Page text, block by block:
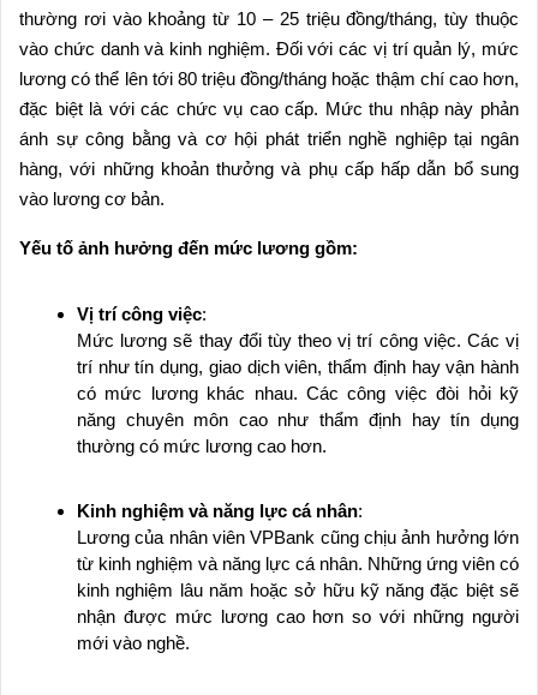
thường rơi vào khoảng từ 10 – 25 triệu đồng/tháng, tùy thuộc
vào chức danh và kinh nghiệm. Đối với các vị trí quản lý, mức
lương có thể lên tới 80 triệu đồng/tháng hoặc thậm chí cao hơn,
đặc biệt là với các chức vụ cao cấp. Mức thu nhập này phản
ánh sự công bằng và cơ hội phát triển nghề nghiệp tại ngân
hàng, với những khoản thưởng và phụ cấp hấp dẫn bổ sung
vào lương cơ bản.
Yếu tố ảnh hưởng đến mức lương gồm:
Vị trí công việc:
Mức lương sẽ thay đổi tùy theo vị trí công việc. Các vị
trí như tín dụng, giao dịch viên, thẩm định hay vận hành
có mức lương khác nhau. Các công việc đòi hỏi kỹ
năng chuyên môn cao như thẩm định hay tín dụng
thường có mức lương cao hơn.
Kinh nghiệm và năng lực cá nhân:
Lương của nhân viên VPBank cũng chịu ảnh hưởng lớn
từ kinh nghiệm và năng lực cá nhân. Những ứng viên có
kinh nghiệm lâu năm hoặc sở hữu kỹ năng đặc biệt sẽ
nhận được mức lương cao hơn so với những người
mới vào nghề.